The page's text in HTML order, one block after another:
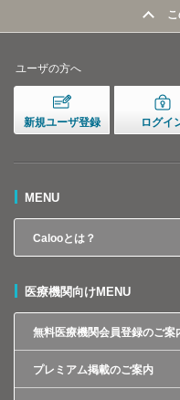
ユーザの方へ
新規ユーザ登録 ログイ
MENU
Calooとは？
医療機関向けMENU
無料医療機関会員登録のご案
プレミアム掲載のご案内